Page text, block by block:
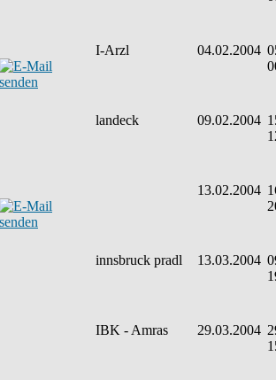
I-Arzl 04.02.2004
landeck 09.02.2004
13.02.2004
innsbruck pradl 13.03.2004
IBK - Amras 29.03.2004